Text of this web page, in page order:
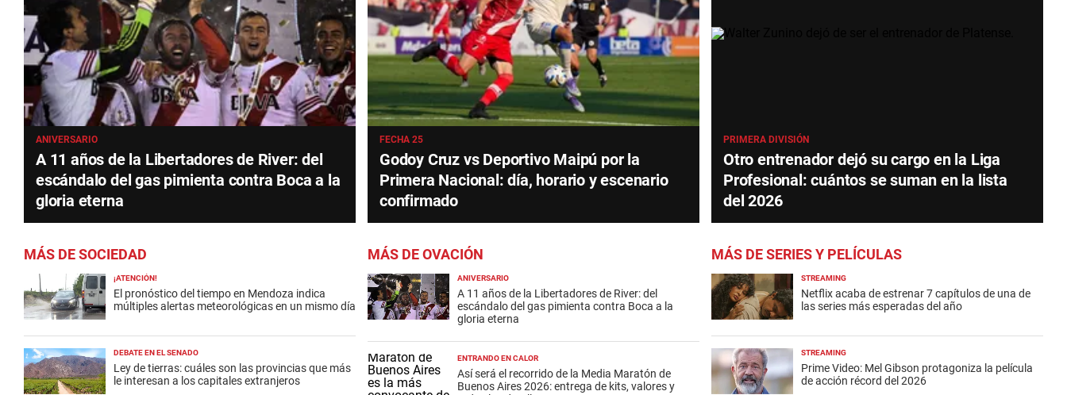
ANIVERSARIO
A 11 años de la Libertadores de River: del
escándalo del gas pimienta contra Boca a la
gloria eterna
FECHA 25
Godoy Cruz vs Deportivo Maipú por la
Primera Nacional: día, horario y escenario
confirmado
PRIMERA DIVISIÓN
Otro entrenador dejó su cargo en la Liga
Profesional: cuántos se suman en la lista
del 2026
MÁS DE SOCIEDAD
¡ATENCIÓN!
El pronóstico del tiempo en Mendoza indica
múltiples alertas meteorológicas en un mismo día
DEBATE EN EL SENADO
Ley de tierras: cuáles son las provincias que más
le interesan a los capitales extranjeros
MÁS DE OVACIÓN
ANIVERSARIO
A 11 años de la Libertadores de River: del
escándalo del gas pimienta contra Boca a la
gloria eterna
ENTRANDO EN CALOR
Así será el recorrido de la Media Maratón de
Buenos Aires 2026: entrega de kits, valores y
MÁS DE SERIES Y PELÍCULAS
STREAMING
Netflix acaba de estrenar 7 capítulos de una de
las series más esperadas del año
STREAMING
Prime Video: Mel Gibson protagoniza la película
de acción récord del 2026